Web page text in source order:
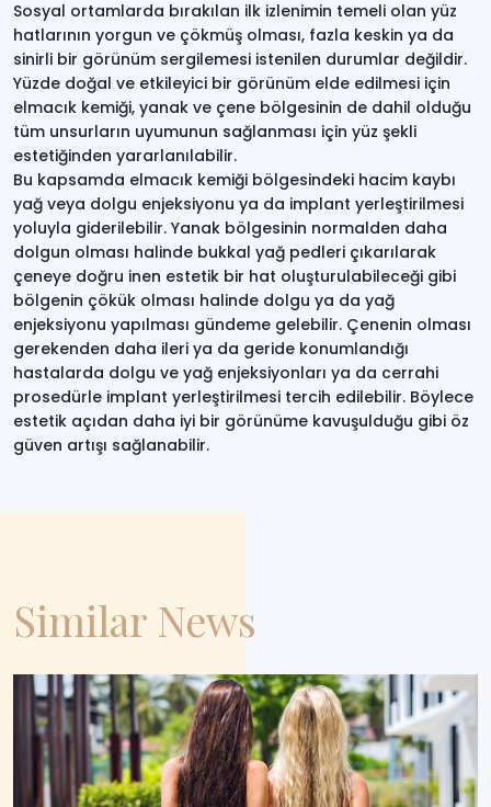
Sosyal ortamlarda bırakılan ilk izlenimin temeli olan yüz
hatlarının yorgun ve çökmüş olması, fazla keskin ya da
sinirli bir görünüm sergilemesi istenilen durumlar değildir.
Yüzde doğal ve etkileyici bir görünüm elde edilmesi için
elmacık kemiği, yanak ve çene bölgesinin de dahil olduğu
tüm unsurların uyumunun sağlanması için yüz şekli
estetiğinden yararlanılabilir.
Bu kapsamda elmacık kemiği bölgesindeki hacim kaybı
yağ veya dolgu enjeksiyonu ya da implant yerleştirilmesi
yoluyla giderilebilir. Yanak bölgesinin normalden daha
dolgun olması halinde bukkal yağ pedleri çıkarılarak
çeneye doğru inen estetik bir hat oluşturulabileceği gibi
bölgenin çökük olması halinde dolgu ya da yağ
enjeksiyonu yapılması gündeme gelebilir. Çenenin olması
gerekenden daha ileri ya da geride konumlandığı
hastalarda dolgu ve yağ enjeksiyonları ya da cerrahi
prosedürle implant yerleştirilmesi tercih edilebilir. Böylece
estetik açıdan daha iyi bir görünüme kavuşulduğu gibi öz
güven artışı sağlanabilir.
Similar News